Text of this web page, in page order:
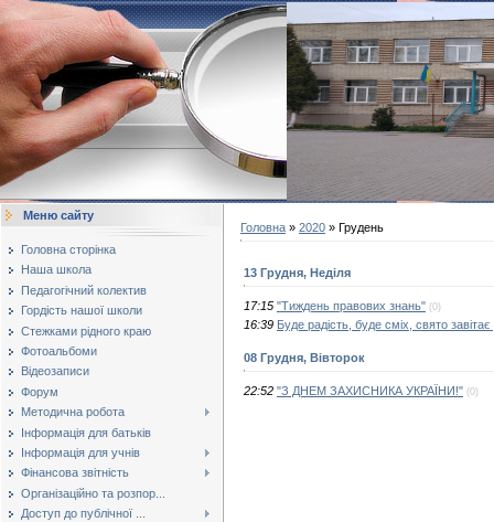
Меню сайту
Головна сторінка
Наша школа
Педагогічний колектив
Гордість нашої школи
Стежками рідного краю
Фотоальбоми
Відеозаписи
Форум
Методична робота
Інформація для батьків
Інформація для учнів
Фінансова звітність
Організаційно та розпор...
Доступ до публічної ...
Головна » 2020 » Грудень
13 Грудня, Неділя
17:15 "Тиждень правових знань" (0)
16:39 Буде радість, буде сміх, свято завітає
08 Грудня, Вівторок
22:52 "З ДНЕМ ЗАХИСНИКА УКРАЇНИ!" (0)